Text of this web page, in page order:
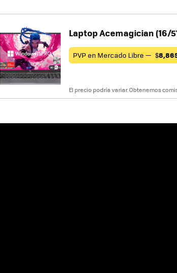
Laptop Acemagician (16/
PVP en Mercado Libre — $
El precio podría variar. Obtenemos